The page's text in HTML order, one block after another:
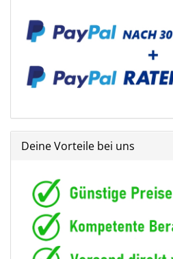
Deine Vorteile bei uns